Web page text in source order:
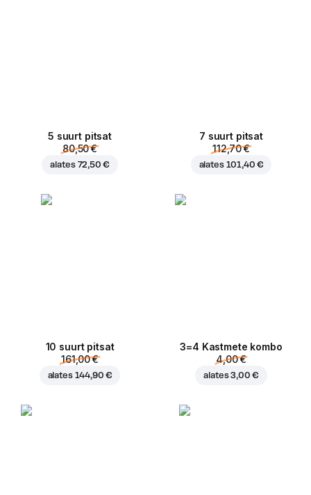
5 suurt pitsat
80,50 €
alates 72,50 €
7 suurt pitsat
112,70 €
alates 101,40 €
10 suurt pitsat
161,00 €
alates 144,90 €
3=4 Kastmete kombo
4,00 €
alates3,00 €